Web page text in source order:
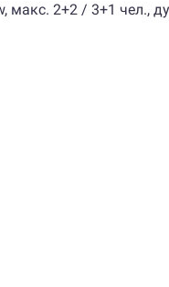
2+2 / 3+1 чел.,